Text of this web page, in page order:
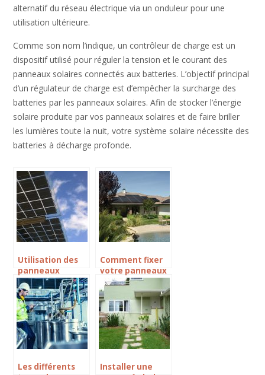
alternatif du réseau électrique via un onduleur pour une
utilisation ultérieure.
Comme son nom l’indique, un contrôleur de charge est un
dispositif utilisé pour réguler la tension et le courant des
panneaux solaires connectés aux batteries. L’objectif principal
d’un régulateur de charge est d’empêcher la surcharge des
batteries par les panneaux solaires. Afin de stocker l’énergie
solaire produite par vos panneaux solaires et de faire briller
les lumières toute la nuit, votre système solaire nécessite des
batteries à décharge profonde.
Utilisation des
panneaux
solaires
aujourd’hui.
Comment fixer
votre panneaux
solaire sur le toit
?
Les différents
Installer une